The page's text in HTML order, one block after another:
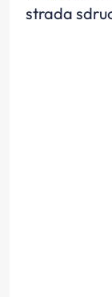
strada